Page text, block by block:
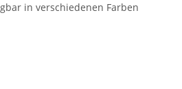
in verschiedenen Farben